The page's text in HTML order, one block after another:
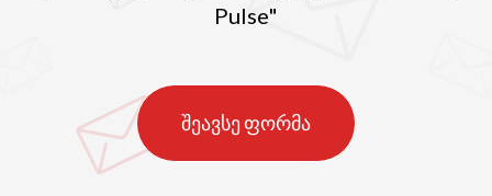
Pulse"
შეავსე ფორმა